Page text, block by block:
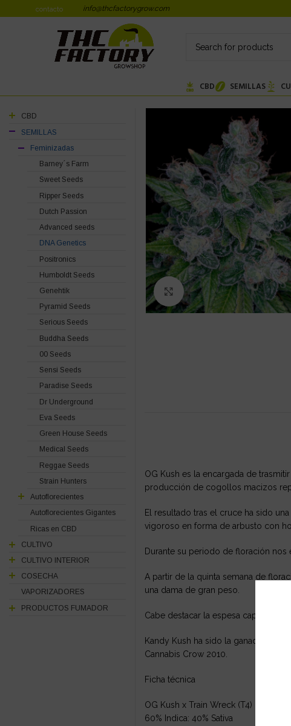
contacto info@thcfactorygrow.com
CBD SEMILLAS
Click to enlarge
OG Kush es la encargada de
producción de cogollos macizos
El resultado tras el cruce ha sido
vigoroso en forma de arbusto con
Durante su periodo de floración
A partir de la quinta semana de
una dama de gran peso.
Cabe destacar la espesa capa de
Kandy Kush ha sido la ganadora de
Cannabis Crow 2010.
Ficha técnica
OG Kush x Train Wreck (T4)
60% Indica: 40% Sativa
CBD
SEMILLAS
Feminizadas
Barney´s Farm
Sweet Seeds
Ripper Seeds
Dutch Passion
Advanced seeds
DNA Genetics
Positronics
Humboldt Seeds
Genehtik
Pyramid Seeds
Serious Seeds
Buddha Seeds
00 Seeds
Sensi Seeds
Paradise Seeds
Dr Underground
Eva Seeds
Green House Seeds
Medical Seeds
Reggae Seeds
Strain Hunters
Autoflorecientes
Autoflorecientes Gigantes
Ricas en CBD
CULTIVO
CULTIVO INTERIOR
COSECHA
VAPORIZADORES
PRODUCTOS FUMADOR